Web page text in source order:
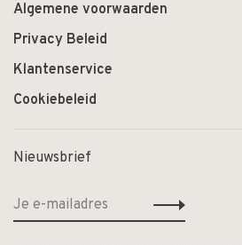
Algemene voorwaarden
Privacy Beleid
Klantenservice
Cookiebeleid
Nieuwsbrief